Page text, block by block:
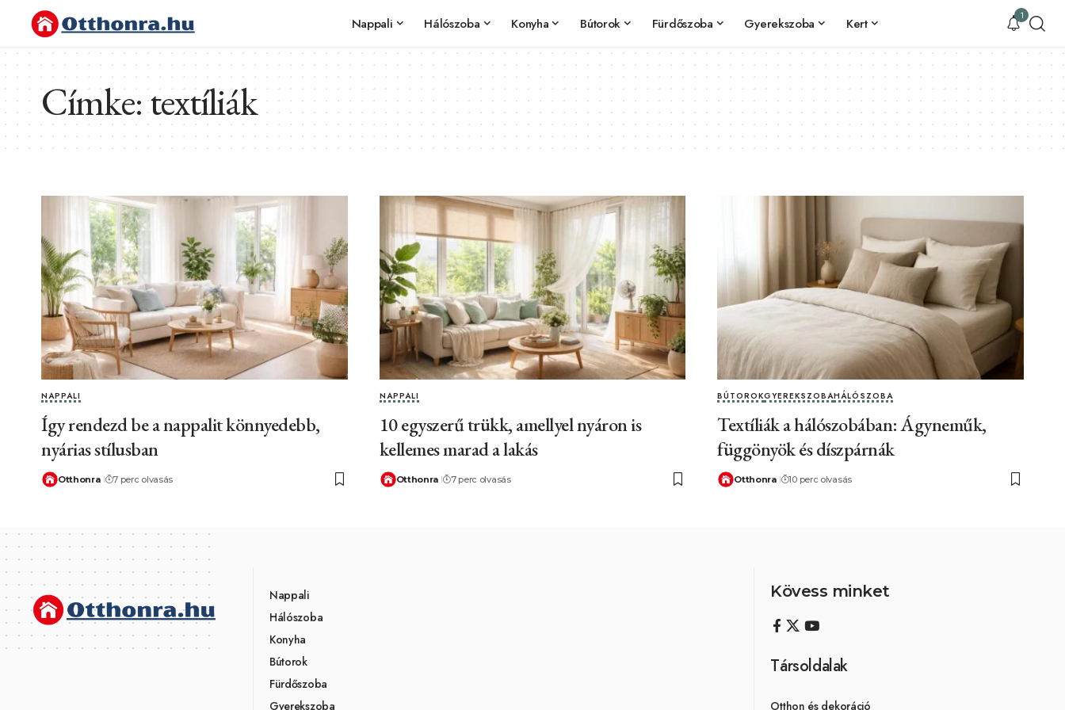
Nappali Hálószoba Konyha Bútorok Fürdőszoba Gyerekszoba Kert
1
Címke:textíliák
NAPPALI
Így rendezd be a nappalit könnyedebb,
nyárias stílusban
Otthonra 7 perc olvasás
NAPPALI
10 egyszerű trükk, amellyel nyáron is
kellemes marad a lakás
Otthonra 7 perc olvasás
BÚTOROKGYEREKSZOBAHÁLÓSZOBA
Textíliák a hálószobában: Ágyneműk,
függönyök és díszpárnák
Otthonra 10 perc olvasás
Nappali
Hálószoba
Konyha
Bútorok
Fürdőszoba
Gyerekszoba
Kövess minket
Társoldalak
Otthon és dekoráció